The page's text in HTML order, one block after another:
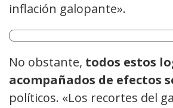
inflación galopante».
No obstante, todos estos
acompañados de efectos
políticos. «Los recortes del